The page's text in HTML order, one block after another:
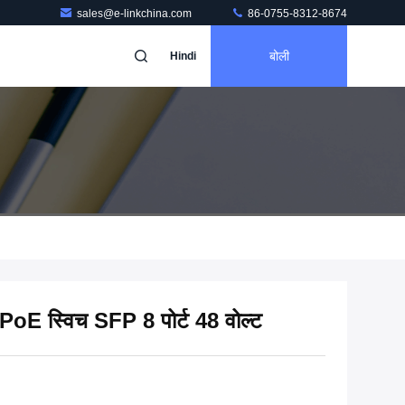
sales@e-linkchina.com 86-0755-8312-8674
Hindi बोली
स्विच SFP 8 पोर्ट 48 वोल्ट